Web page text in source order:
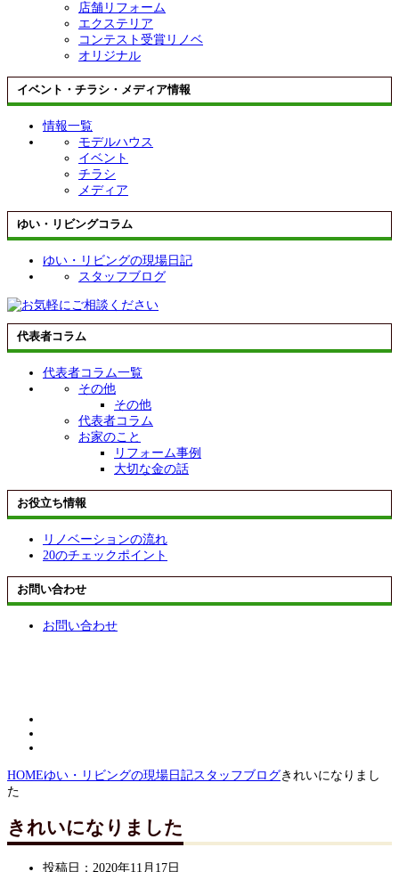
店舗リフォーム
エクステリア
コンテスト受賞リノベ
オリジナル
イベント・チラシ・メディア情報
情報一覧
モデルハウス
イベント
チラシ
メディア
ゆい・リビングコラム
ゆい・リビングの現場日記
スタッフブログ
代表者コラム
代表者コラム一覧
その他
その他
代表者コラム
お家のこと
リフォーム事例
大切な金の話
お役立ち情報
リノベーションの流れ
20のチェックポイント
お問い合わせ
お問い合わせ
HOMEゆい・リビングの現場日記スタッフブログきれいになりまし
た
きれいになりました
投稿日： 2020年11月17日